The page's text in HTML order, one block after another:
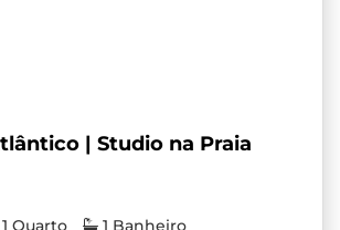
| Studio na Praia
1 Quarto 1 Banheiro